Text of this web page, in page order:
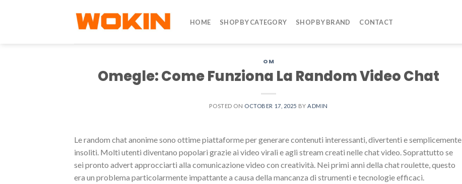
HOME SHOP BY CATEGORY SHOP BY BRAND CONTACT
OM
Omegle: Come Funziona La Random Video Chat
POSTED ON OCTOBER 17, 2025 BY ADMIN
Le random chat anonime sono ottime piattaforme per generare contenuti interessanti, divertenti e semplicemente
insoliti. Molti utenti diventano popolari grazie ai video virali e agli stream creati nelle chat video. Soprattutto se
sei pronto advert approcciarti alla comunicazione video con creatività. Nei primi anni della chat roulette, questo
era un problema particolarmente impattante a causa della mancanza di strumenti e tecnologie efficaci.